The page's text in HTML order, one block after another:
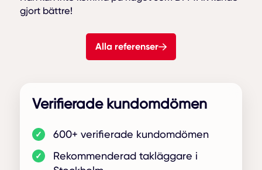
gjort bättre!
Alla referenser
Verifierade kundomdömen
600+ verifierade kundomdömen
Rekommenderad takläggare i